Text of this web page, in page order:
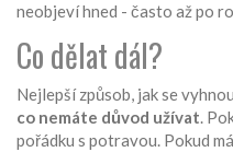
neobjeví hned - často až po
Co dělat dál?
Nejlepší způsob, jak se
co nemáte důvod užívat.
pořádku s potravou. Pokud